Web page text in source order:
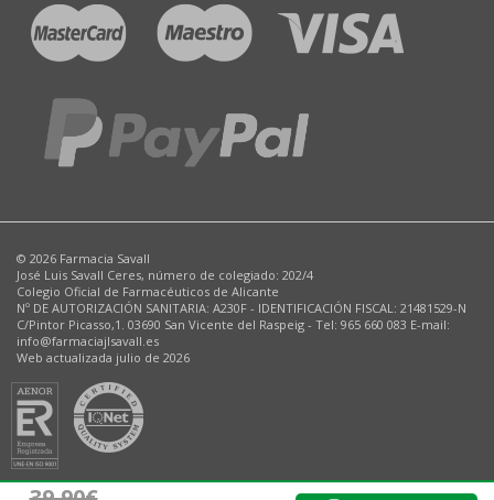
© 2026 Farmacia Savall
José Luis Savall Ceres, número de colegiado: 202/4
Colegio Oficial de Farmacéuticos de Alicante
Nº DE AUTORIZACIÓN SANITARIA: A230F - IDENTIFICACIÓN FISCAL: 21481529-N
C/Pintor Picasso,1. 03690 San Vicente del Raspeig - Tel: 965 660 083 E-mail:
info@farmaciajlsavall.es
Web actualizada julio de 2026